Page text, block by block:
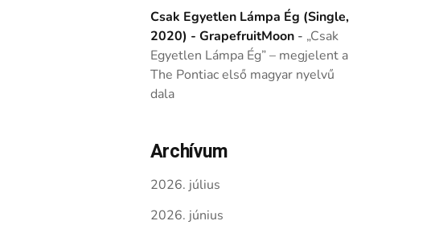
Csak Egyetlen Lámpa Ég (Single,
2020) - GrapefruitMoon- „Csak
Egyetlen Lámpa Ég” – megjelent a
The Pontiac első magyar nyelvű
dala
Archívum
2026. július
2026. június